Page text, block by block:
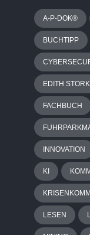
A-P-DOK®
BUCHTIPP
EDITH STORK
FACHBUCH
INNOVATION
KI
LESEN